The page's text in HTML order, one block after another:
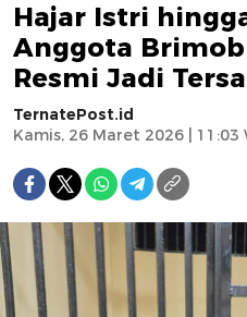
Hajar Istri
Anggota
Resmi Jadi
TernatePost.id
Kamis, 26 Maret 2026 | 11:03